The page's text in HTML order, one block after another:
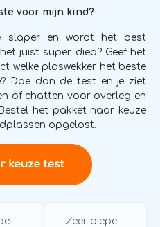
voor mijn kind?
slaper en wordt het best
juist super diep? Geef het
welke plaswekker het beste
Doe dan de test en je ziet
of chatten voor overleg en
het pakket naar keuze
opgelost.
Zeer diepe